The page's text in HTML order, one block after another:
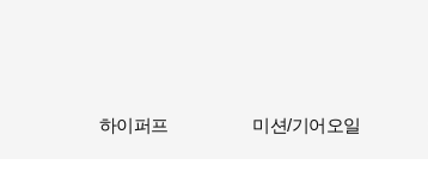
하이퍼프 미션/기어오일